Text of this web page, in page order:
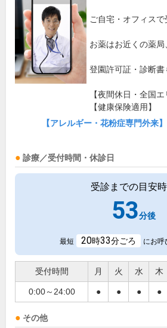
ご自宅・オフィス
お薬はお近くの薬
登園許可証・診断書
【夜間休日・全国エ
【健康保険適用】
【アレルギー・花粉症専門外来
診療／受付時間・休診日
受診までの目安
53分後
最短 20時33分ごろ にお呼
受付時間 月 火 水 木
0:00～24:00 ● ● ● ●
その他